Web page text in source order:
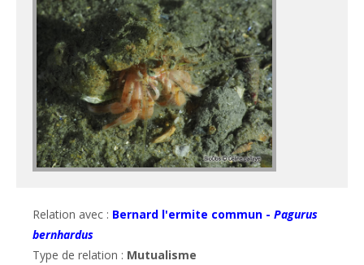
Relation avec : Bernard l'ermite commun - Pagurus
bernhardus
Type de relation : Mutualisme